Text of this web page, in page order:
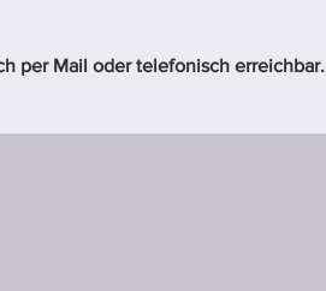
per Mail oder telefonisch erreichbar.